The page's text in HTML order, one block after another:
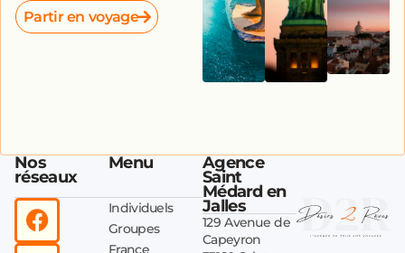
Partir en voyage
Nos
réseaux
Menu
Individuels
Groupes
France
Agence
Saint
Médard en
Jalles
129 Avenue de
Capeyron